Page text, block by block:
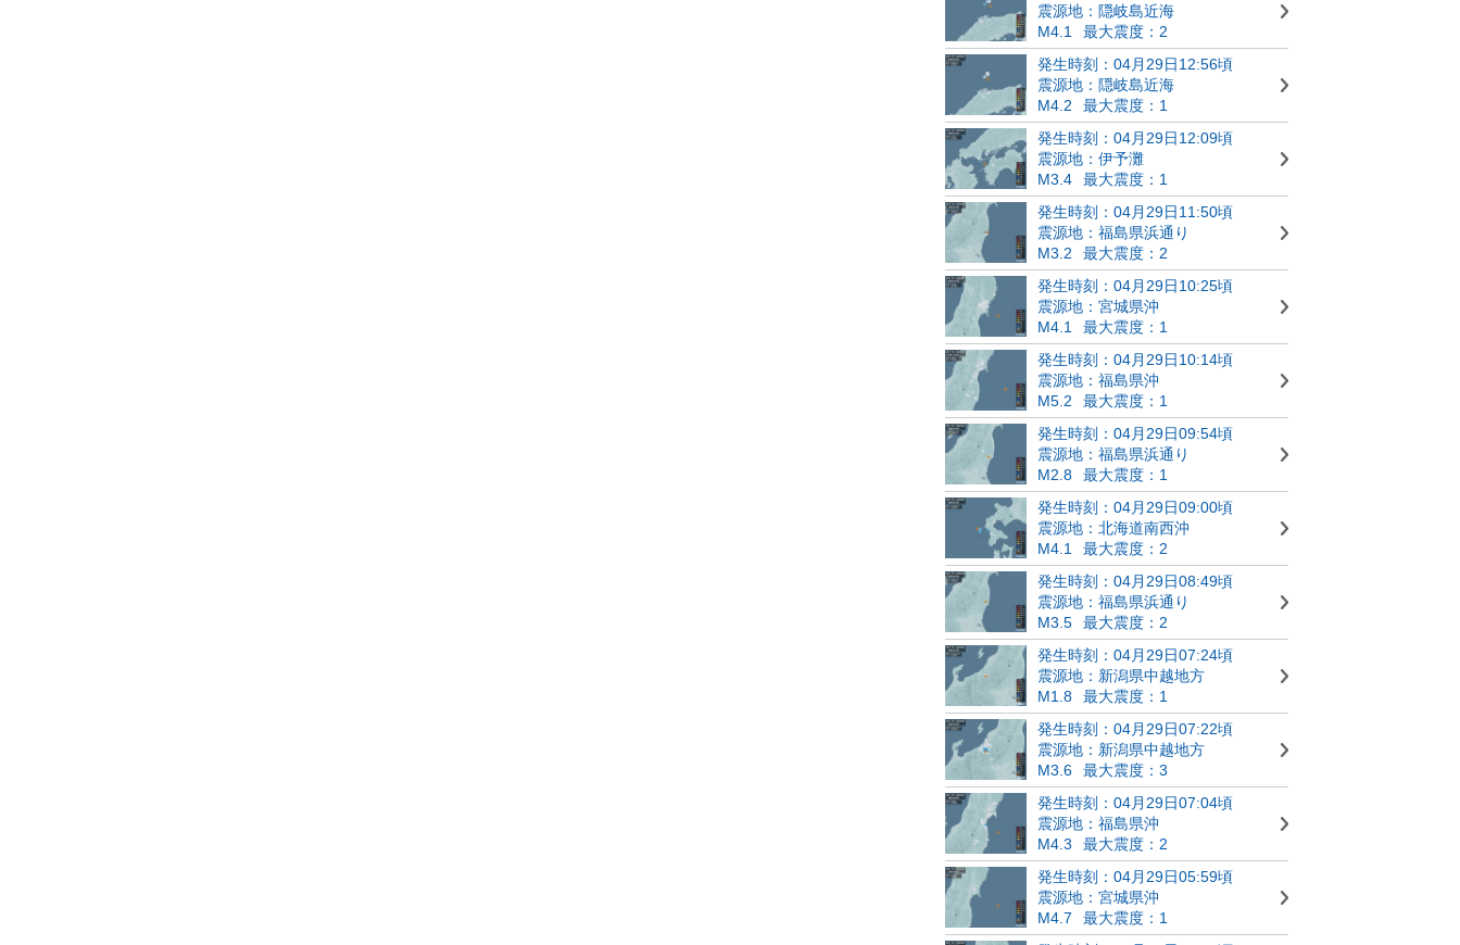
震源地：隠岐島近海
M4.1
最大震度：2
発生時刻：04月29日12:56頃
震源地：隠岐島近海
M4.2
最大震度：1
発生時刻：04月29日12:09頃
震源地：伊予灘
M3.4
最大震度：1
発生時刻：04月29日11:50頃
震源地：福島県浜通り
M3.2
最大震度：2
発生時刻：04月29日10:25頃
震源地：宮城県沖
M4.1
最大震度：1
発生時刻：04月29日10:14頃
震源地：福島県沖
M5.2
最大震度：1
発生時刻：04月29日09:54頃
震源地：福島県浜通り
M2.8
最大震度：1
発生時刻：04月29日09:00頃
震源地：北海道南西沖
M4.1
最大震度：2
発生時刻：04月29日08:49頃
震源地：福島県浜通り
M3.5
最大震度：2
発生時刻：04月29日07:24頃
震源地：新潟県中越地方
M1.8
最大震度：1
発生時刻：04月29日07:22頃
震源地：新潟県中越地方
M3.6
最大震度：3
発生時刻：04月29日07:04頃
震源地：福島県沖
M4.3
最大震度：2
発生時刻：04月29日05:59頃
震源地：宮城県沖
M4.7
最大震度：1